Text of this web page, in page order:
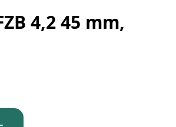
4,2 45 mm,